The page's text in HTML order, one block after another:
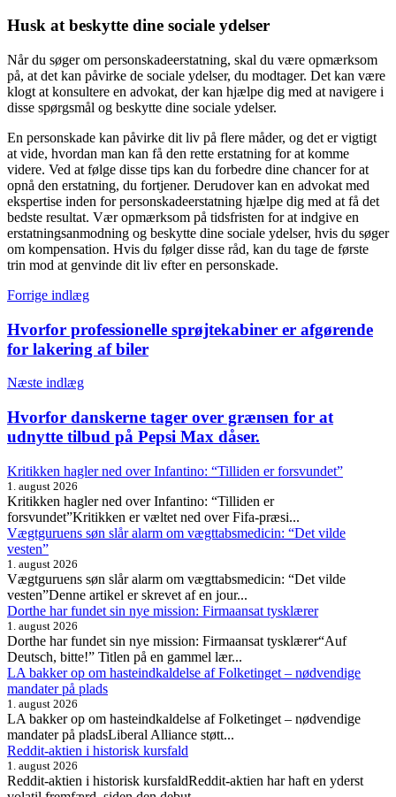
Husk at beskytte dine sociale ydelser
Når du søger om personskadeerstatning, skal du være opmærksom
på, at det kan påvirke de sociale ydelser, du modtager. Det kan være
klogt at konsultere en advokat, der kan hjælpe dig med at navigere i
disse spørgsmål og beskytte dine sociale ydelser.
En personskade kan påvirke dit liv på flere måder, og det er vigtigt
at vide, hvordan man kan få den rette erstatning for at komme
videre. Ved at følge disse tips kan du forbedre dine chancer for at
opnå den erstatning, du fortjener. Derudover kan en advokat med
ekspertise inden for personskadeerstatning hjælpe dig med at få det
bedste resultat. Vær opmærksom på tidsfristen for at indgive en
erstatningsanmodning og beskytte dine sociale ydelser, hvis du søger
om kompensation. Hvis du følger disse råd, kan du tage de første
trin mod at genvinde dit liv efter en personskade.
Indlægsnavigation
Forrige indlæg
Hvorfor professionelle sprøjtekabiner er afgørende
for lakering af biler
Næste indlæg
Hvorfor danskerne tager over grænsen for at
udnytte tilbud på Pepsi Max dåser.
Kritikken hagler ned over Infantino: “Tilliden er forsvundet”
1. august 2026
Kritikken hagler ned over Infantino: “Tilliden er
forsvundet”Kritikken er væltet ned over Fifa-præsi...
Vægtguruens søn slår alarm om vægttabsmedicin: “Det vilde
vesten”
1. august 2026
Vægtguruens søn slår alarm om vægttabsmedicin: “Det vilde
vesten”Denne artikel er skrevet af en jour...
Dorthe har fundet sin nye mission: Firmaansat tysklærer
1. august 2026
Dorthe har fundet sin nye mission: Firmaansat tysklærer“Auf
Deutsch, bitte!” Titlen på en gammel lær...
LA bakker op om hasteindkaldelse af Folketinget – nødvendige
mandater på plads
1. august 2026
LA bakker op om hasteindkaldelse af Folketinget – nødvendige
mandater på pladsLiberal Alliance støtt...
Reddit-aktien i historisk kursfald
1. august 2026
Reddit-aktien i historisk kursfaldReddit-aktien har haft en yderst